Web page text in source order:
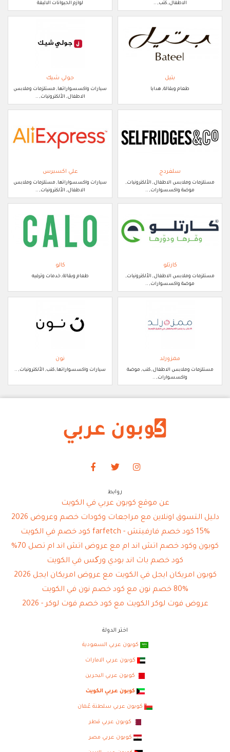
الاطفال, كتب, ..
لوازم الحيوانات الاليفة
بتيل
طعام وبقالة, هدايا
جولي شيك
سيارات واكسسواراتها, مستلزمات وملابس
الاطفال, الألكترونيات, ..
سلفردج
مستلزمات وملابس الاطفال, الألكترونيات,
موضة واكسسوارات, ..
علي اكسبرس
سيارات واكسسواراتها, مستلزمات وملابس
الاطفال, الألكترونيات, ..
كارتلو
مستلزمات وملابس الاطفال, الألكترونيات,
موضة واكسسوارات, ..
كالو
طعام وبقالة, خدمات وترفيه
ممزورلد
مستلزمات وملابس الاطفال, كتب, موضة
واكسسوارات, ..
نون
سيارات واكسسواراتها, كتب, الألكترونيات, ..
روابط
عن موقع كوبون عربي في الكويت
دليل التسوق اونلاين مع مراجعات وكودات خصم وعروض 2026
15% كود خصم فارفيتش - farfetch كود خصم في الكويت
كوبون وكود خصم اتش اند ام مع عروض اتش اند ام تصل 70%
كود خصم باث اند بودي ورکس في الكويت
كوبون امريكان ايجل في الكويت مع عروض امريكان ايجل 2026
80% خصم نون مع كود خصم نون في الكويت
عروض فوت لوكر الكويت مع كود خصم فوت لوكر - 2026
اختر الدولة
كوبون عربي السعودية
كوبون عربي الامارات
كوبون عربي البحرين
كوبون عربي الكويت
كوبون عربي سلطنة عُمان
كوبون عربي قطر
كوبون عربي مصر